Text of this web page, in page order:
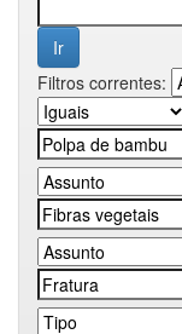
Filtros correntes: